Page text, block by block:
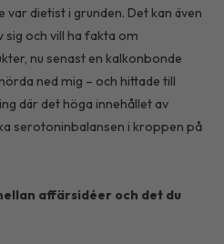
dietist i grunden. Det kan även
och vill ha fakta om
nu senast en kalkonbonde
ned mig – och hittade till
där det höga innehållet av
serotoninbalansen i kroppen på
affärsidéer och det du